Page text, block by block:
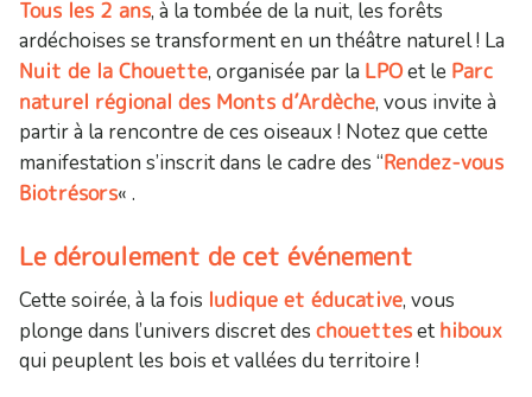
Tous les 2 ans, à la tombée de la nuit, les forêts
ardéchoises se transforment en un théâtre naturel ! La
Nuit de la Chouette, organisée par la LPOet le Parc
naturel régional des Monts d’Ardèche, vous invite à
partir à la rencontre de ces oiseaux ! Notez que cette
manifestation s’inscrit dans le cadre des “Rendez-vous
Biotrésors« .
Le déroulement de cet événement
Cette soirée, à la fois ludique et éducative, vous
plonge dans l’univers discret des chouetteset hiboux
qui peuplent les bois et vallées du territoire !